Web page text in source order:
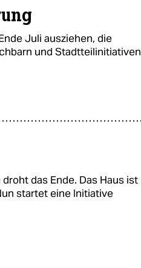
Juli ausziehen, die
und Stadtteilinitiativen
das Ende. Das Haus ist
startet eine Initiative